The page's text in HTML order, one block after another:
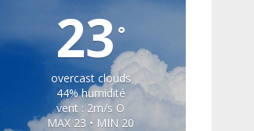
23°
overcast clouds
44% humidité
vent : 2m/s O
MAX 23 • MIN 20